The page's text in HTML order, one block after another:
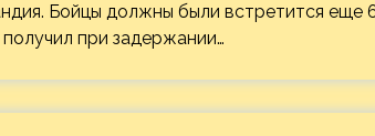
Бойцы должны были встретится еще
при задержании…